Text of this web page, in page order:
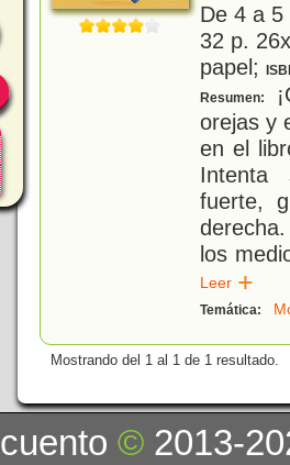
De 4 a
32 p.
papel;
Resumen:
orejas y
en el
Intenta
fuerte,
los
Leer
Temática:
Mostrando del 1 al 1 de 1 resultado.
cuento© 2013-